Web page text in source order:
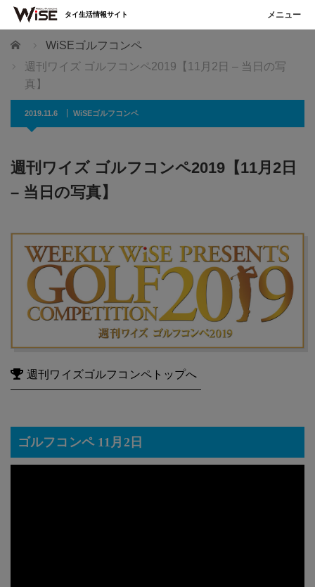
ホーム
WiSEゴルフコンペ
週刊ワイズ ゴルフコンペ2019【11月2日 – 当日の写
真】
2019.11.6 WiSEゴルフコンペ
週刊ワイズ ゴルフコンペ2019【11月2日
– 当日の写真】
週刊ワイズゴルフコンペトップへ
ゴルフコンペ 11月2日
タイ生活情報サイト